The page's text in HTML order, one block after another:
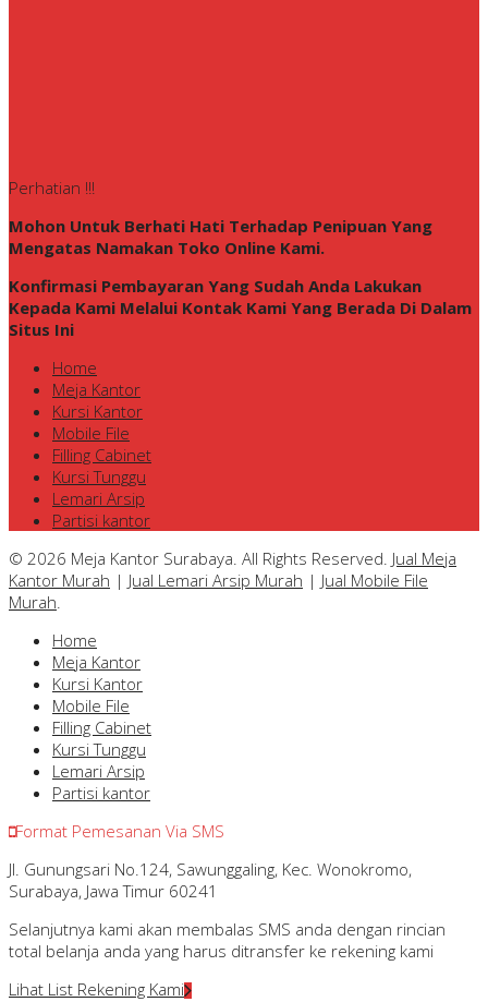
Perhatian !!!
Mohon Untuk Berhati Hati Terhadap Penipuan Yang
Mengatas Namakan Toko Online Kami.
Konfirmasi Pembayaran Yang Sudah Anda Lakukan
Kepada Kami Melalui Kontak Kami Yang Berada Di Dalam
Situs Ini
Home
Meja Kantor
Kursi Kantor
Mobile File
Filling Cabinet
Kursi Tunggu
Lemari Arsip
Partisi kantor
© 2026 Meja Kantor Surabaya. All Rights Reserved. Jual Meja
Kantor Murah | Jual Lemari Arsip Murah | Jual Mobile File
Murah
Home
Meja Kantor
Kursi Kantor
Mobile File
Filling Cabinet
Kursi Tunggu
Lemari Arsip
Partisi kantor
Format Pemesanan Via SMS
Jl. Gunungsari No.124, Sawunggaling, Kec. Wonokromo,
Surabaya, Jawa Timur 60241
Selanjutnya kami akan membalas SMS anda dengan rincian
total belanja anda yang harus ditransfer ke rekening kami
Lihat List Rekening Kami